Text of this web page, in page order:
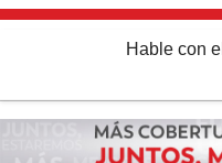
Hable con el